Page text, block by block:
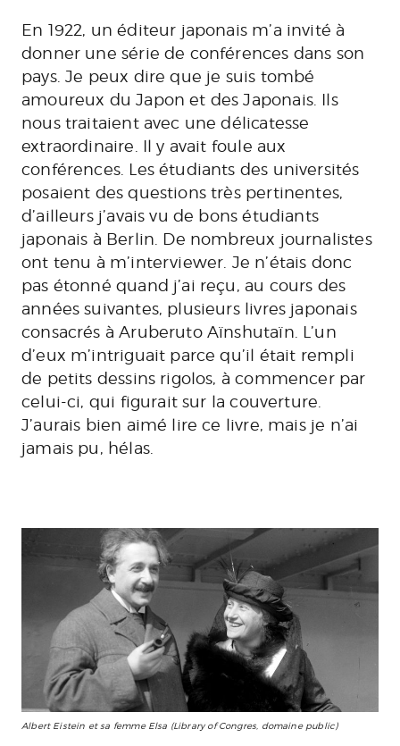
En 1922, un éditeur japonais m’a invité à
donner une série de conférences dans son
pays. Je peux dire que je suis tombé
amoureux du Japon et des Japonais. Ils
nous traitaient avec une délicatesse
extraordinaire. Il y avait foule aux
conférences. Les étudiants des universités
posaient des questions très pertinentes,
d’ailleurs j’avais vu de bons étudiants
japonais à Berlin. De nombreux journalistes
ont tenu à m’interviewer. Je n’étais donc
pas étonné quand j’ai reçu, au cours des
années suivantes, plusieurs livres japonais
consacrés à Aruberuto Aïnshutaïn. L’un
d’eux m’intriguait parce qu’il était rempli
de petits dessins rigolos, à commencer par
celui-ci, qui figurait sur la couverture.
J’aurais bien aimé lire ce livre, mais je n’ai
jamais pu, hélas.
Albert Eistein et sa femme Elsa (Library of Congres, domaine public)